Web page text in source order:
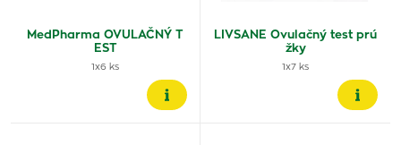
MedPharma OVULAČNÝ T
EST
1x6 ks
LIVSANE Ovulačný test prú
žky
1x7 ks